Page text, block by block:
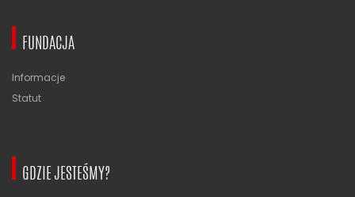
FUNDACJA
Informacje
Statut
GDZIE JESTEŚMY?